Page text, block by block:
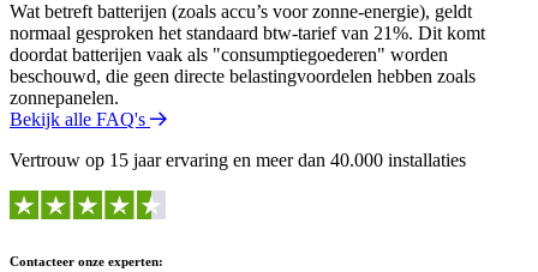
Wat betreft batterijen (zoals accu’s voor zonne-energie), geldt
normaal gesproken het standaard btw-tarief van 21%. Dit komt
doordat batterijen vaak als "consumptiegoederen" worden
beschouwd, die geen directe belastingvoordelen hebben zoals
zonnepanelen.
Bekijk alle FAQ's
Vertrouw op 15 jaar ervaring en meer dan 40.000 installaties
Contacteer onze experten: